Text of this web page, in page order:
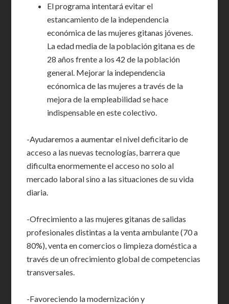
El programa intentará evitar el
estancamiento de la independencia
económica de las mujeres gitanas jóvenes.
La edad media de la población gitana es de
28 años frente a los 42 de la población
general. Mejorar la independencia
ecónomica de las mujeres a través de la
mejora de la empleabilidad se hace
indispensable en este colectivo.
-Ayudaremos a aumentar el nivel deficitario de
acceso a las nuevas tecnologías, barrera que
dificulta enormemente el acceso no solo al
mercado laboral sino a las situaciones de su vida
diaria.
-Ofrecimiento a las mujeres gitanas de salidas
profesionales distintas a la venta ambulante (70 a
80%), venta en comercios o limpieza doméstica a
través de un ofrecimiento global de competencias
transversales.
-Favoreciendo la modernización y